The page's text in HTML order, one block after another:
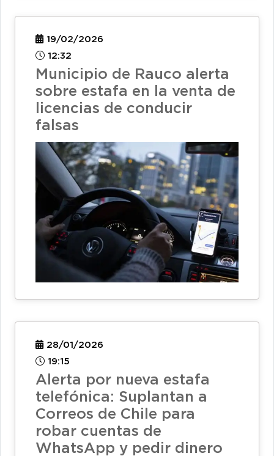
19/02/2026
12:32
Municipio de Rauco alerta
sobre estafa en la venta de
licencias de conducir
falsas
28/01/2026
19:15
Alerta por nueva estafa
telefónica: Suplantan a
Correos de Chile para
robar cuentas de
WhatsApp y pedir dinero